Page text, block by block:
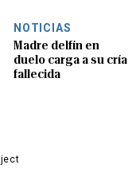
NOTICIAS
Madre delfín en
duelo carga a su cría
fallecida